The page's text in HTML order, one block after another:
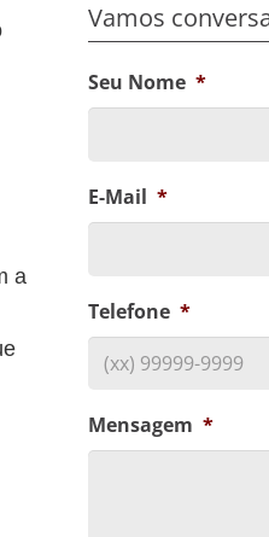
a
Vamos
Seu Nome *
E-Mail *
Telefone *
Mensagem *